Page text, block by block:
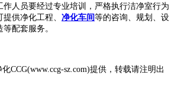
作人员要经过专业培训，严格执行洁净室行为
供净化工程、 净化车间等的咨询、规划、设
配套服务。
化CCG(www.ccg-sz.com)提供，转载请注明出